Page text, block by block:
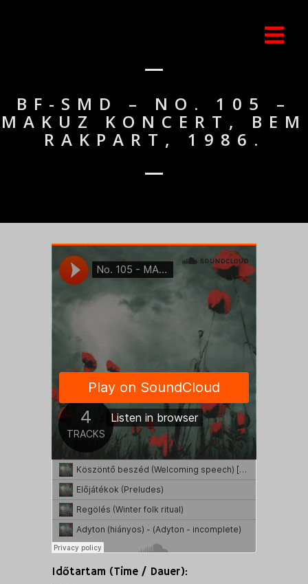
BF-SMD – NO. 105 –
MAKUZ KONCERT, BEM
RAKPART, 1986.
Időtartam (Time / Dauer):